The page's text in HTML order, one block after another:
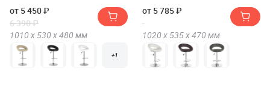
от 5 450 ₽
6 390 ₽
1010 х 530 х480 мм
+1
от 5 785 ₽
1020 х 535 х470 мм